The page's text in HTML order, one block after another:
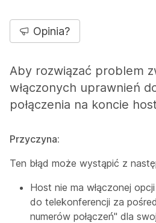
Opinia?
Aby rozwiązać problem
włączonych uprawnień
połączenia na koncie
Przyczyna:
Ten błąd może wystąpić z
Host nie ma włączonej
do telekonferencji za
numerów połączeń" dla